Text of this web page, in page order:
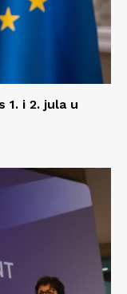
1. i 2. jula u